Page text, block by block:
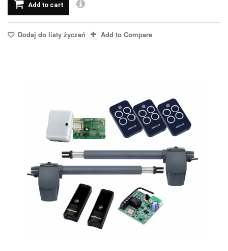
Add to cart
Dodaj do listy życzeń Add to Compare